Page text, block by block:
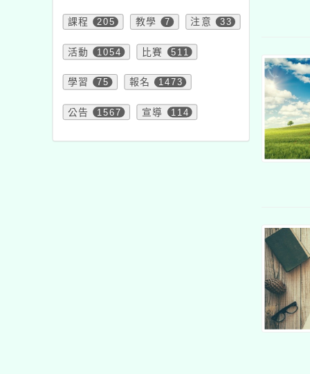
課程 205 教學 7 注意 33
活動 1054 比賽 511
學習 75 報名 1473
公告 1567 宣導 114